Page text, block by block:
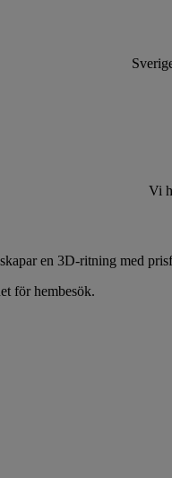
Vi
en 3D-ritning med
för hembesök.